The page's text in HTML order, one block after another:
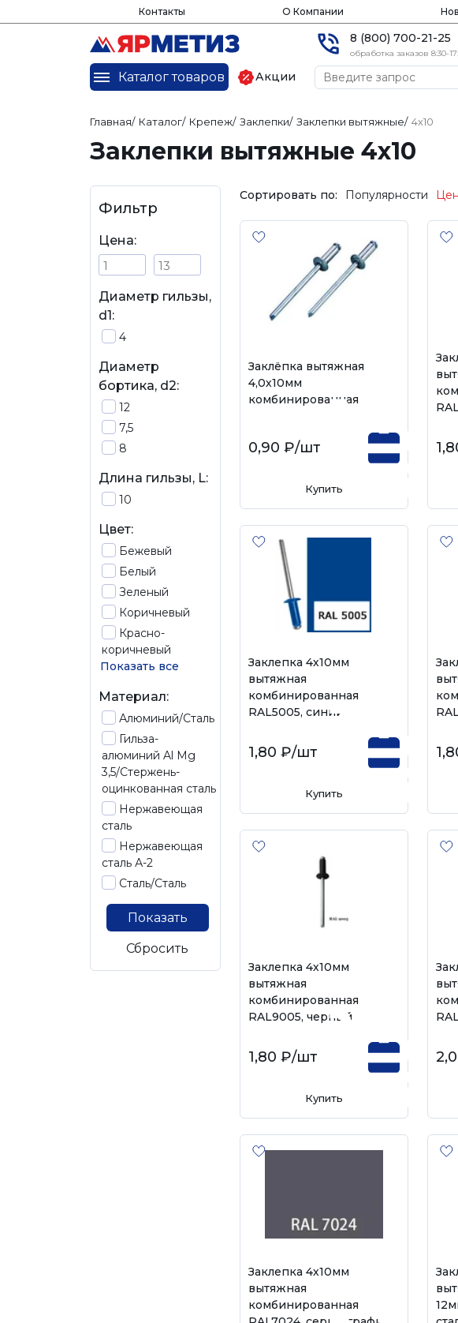
Контакты О Компании
8 (800) 700-21-25
обработка заказов 8:30-
Каталог товаров Акции
Главная/ Каталог/ Крепеж/ Заклепки/ Заклепки вытяжные/ 4х10
Заклепки вытяжные 4х10
Фильтр
Цена:
Диаметр гильзы,
d1:
4
Диаметр
бортика, d2:
12
7,5
8
Длина гильзы, L:
10
Цвет:
Бежевый
Белый
Зеленый
Коричневый
Красно-
коричневый
Показать все
Материал:
Алюминий/Сталь
Гильза-
алюминий Al Mg
3,5/Стержень-
оцинкованная сталь
Нержавеющая
сталь
Нержавеющая
сталь А-2
Сталь/Сталь
Показать
Сбросить
Сортировать по: Популярности
Заклёпка вытяжная
4,0х10мм
комбинированная
0,90 ₽/шт
Купить
Заклепка 4х10мм
вытяжная
комбинированная
RAL5005, синий
1,80 ₽/шт
Купить
Заклепка 4х10мм
вытяжная
комбинированная
RAL9005, черный
1,80 ₽/шт
Купить
Заклепка 4х10мм
вытяжная
комбинированная